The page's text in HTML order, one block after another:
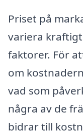
Priset på
variera
faktorer. För
om
vad som
några av de
bidrar till